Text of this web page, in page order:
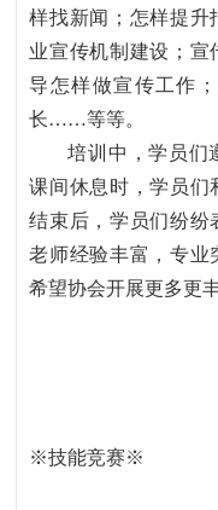
样找新闻；怎样提升
业宣传机制建设；宣
导怎样做宣传工作
长……等等。
培训中，学员们
课间休息时，学员们
结束后，学员们纷纷
老师经验丰富，专业
希望协会开展更多更
※技能竞赛※